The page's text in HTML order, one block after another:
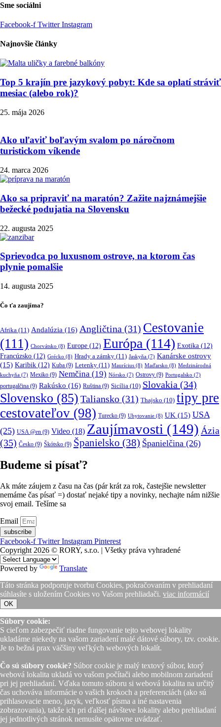
Sme sociálni
Facebook-f Twitter Instagram
Najnovšie články
Top 5 krajín pre jazykový pobyt: Kde sa oplatí stráviť
mesiac (alebo rok)?
25. mája 2026
Ako uľaviť boľavým svalom po náročnom
turistickom víkende
24. marca 2026
Ako sa pripraviť na maratón? Zažite najznámejšie
bežecké podujatia na Slovensku
22. augusta 2025
Sprievodca po luxusnom ostrove, na ktorom čas
plynie pomalšie
14. augusta 2025
Čo ťa zaujíma?
Afrika (11) Andalúzia (16) Angličtina (31) Cestovanie
(111) Chorvátsko (8) Europe (12) Európa (114) Exotika (12)
Francúzsko (12) Grécko (8) Hrady a zámky (11) Jaskyňa (7) Kanárske ostrovy
(15) Karibik (12) Kuba (9) Letenky (11) Maurícius (8) Maďarsko (8) Medzinárodná
kuchyňa (7) Mexiko (9) Nemčina (19) Nórsko (7) Ostrovy (9) Portugalsko (7)
portugalčina (9) Rakúsko (16) Ruština (9) Sicília (10) Slovakia (34)
Slovensko (85) Taliansko (31) Thajsko (10) tipy pre
cestovateľov (98) Turecko (9) Ubytovanie (8) UK (15) USA
(25) USA @en (9) Video (18) Zaujímavosti (149) Ázia
(35) Česko (9) Škótsko (9) Španielsko (38) Španielčina (26)
Budeme si písať?
Ak máte záujem z času na čas (pár krát za rok, častejšie newsletter
nemáme čas písať =) dostať nejaké tipy a novinky, nechajte nám nižšie
svoj email. Tešíme sa
Email
subscribe
Facebook-f Twitter Instagram Pinterest
Copyright 2026 © RORY, s.r.o. | Všetky práva vyhradené
Powered by
Translate
Táto stránka podporuje tvorbu Cookies, pokračovaním v prehliadaní
súhlasíte s uložením Cookies vo Vašom prehliadači. viac informácií
OK
Súbory cookie:
S cieľom zabezpečiť riadne fungovanie tejto webovej lokality
ukladáme niekedy na vašom zariadení malé dátové súbory, tzv. cookie.
Je to bežná prax väčšiny veľkých webových lokalít.
Čo sú súbory cookie? Súbor cookie je malý textový súbor, ktorý
webová lokalita ukladá vo vašom počítači alebo mobilnom zariadení
pri jej prehliadaní. Vďaka tomuto súboru si webová lokalita na určitý
čas uchováva informácie o vašich krokoch a preferenciách (ako sú
prihlasovacie meno, jazyk, veľkosť písma a iné nastavenia
zobrazovania), takže ich pri ďalšej návšteve lokality alebo prehliadaní
jej jednotlivých stránok nemusíte opätovne uvádzať.